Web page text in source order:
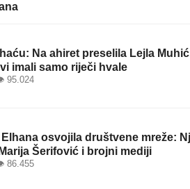
Na ahiret preselila Lejla
imali samo riječi hvale
osvojila društvene mreže:
Šerifović i brojni mediji